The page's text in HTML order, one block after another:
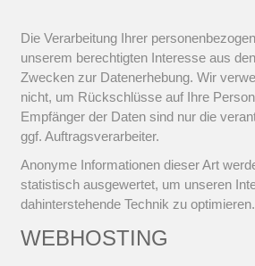
Die Verarbeitung Ihrer
unserem berechtigten Interesse aus
Zwecken zur Datenerhebung. Wir
nicht, um Rückschlüsse auf Ihre
Empfänger der Daten sind nur die
ggf. Auftragsverarbeiter.
Anonyme Informationen dieser Art
statistisch ausgewertet, um unseren
dahinterstehende Technik zu optimieren.
WEBHOSTING